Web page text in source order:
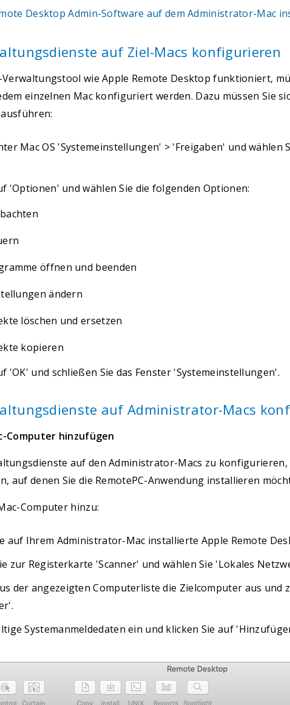
Desktop Admin-Software auf dem Administrator-Mac
auf Ziel-Macs konfigurieren
wie Apple Remote Desktop funktioniert,
einzelnen Mac konfiguriert werden. Dazu müssen Sie
Mac OS 'Systemeinstellungen' > 'Freigaben' und wählen
'Optionen' und wählen Sie die folgenden Optionen:
öffnen und beenden
ändern
löschen und ersetzen
kopieren
'OK' und schließen Sie das Fenster 'Systemeinstellungen'.
auf Administrator-Macs
Computer hinzufügen
auf den Administrator-Macs zu konfigurieren,
auf denen Sie die RemotePC-Anwendung installieren
Computer hinzu:
auf Ihrem Administrator-Mac installierte Apple Remote
zur Registerkarte 'Scanner' und wählen Sie 'Lokales
der angezeigten Computerliste die Zielcomputer aus und
Systemanmeldedaten ein und klicken Sie auf